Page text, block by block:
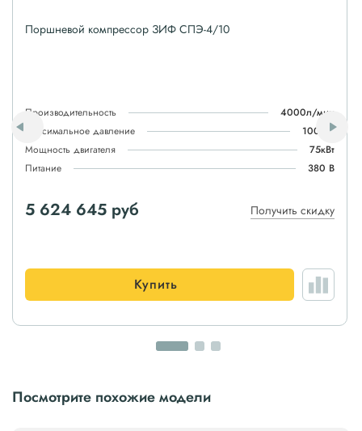
Поршневой компрессор ЗИФ СПЭ-4/10
Производительность
4000л/мин
Максимальное давление
100атм
Мощность двигателя
75кВт
Питание
380 В
5 624 645 руб Получить скидку
Купить
Посмотрите похожие модели